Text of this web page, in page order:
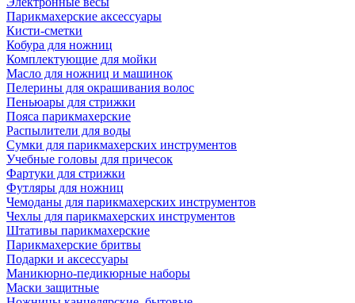
Парикмахерские аксессуары
Кисти-сметки
Кобура для ножниц
Комплектующие для мойки
Масло для ножниц и машинок
Пелерины для окрашивания волос
Пеньюары для стрижки
Пояса парикмахерские
Распылители для воды
Сумки для парикмахерских инструментов
Учебные головы для причесок
Фартуки для стрижки
Футляры для ножниц
Чемоданы для парикмахерских инструментов
Чехлы для парикмахерских инструментов
Штативы парикмахерские
Парикмахерские бритвы
Подарки и аксессуары
Маникюрно-педикюрные наборы
Маски защитные